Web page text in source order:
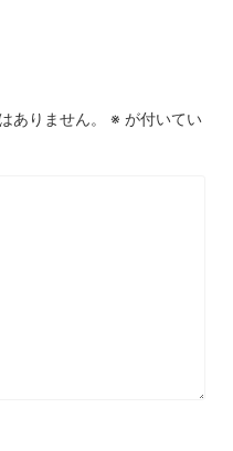
ありません。 ※ が付いてい